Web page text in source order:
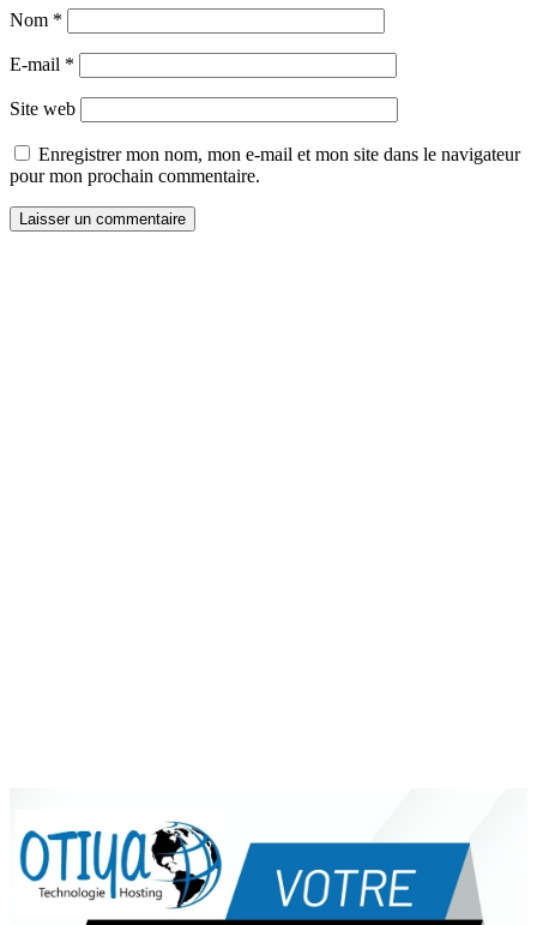
Nom *
E-mail *
Site web
Enregistrer mon nom, mon e-mail et mon site dans le navigateur
pour mon prochain commentaire.